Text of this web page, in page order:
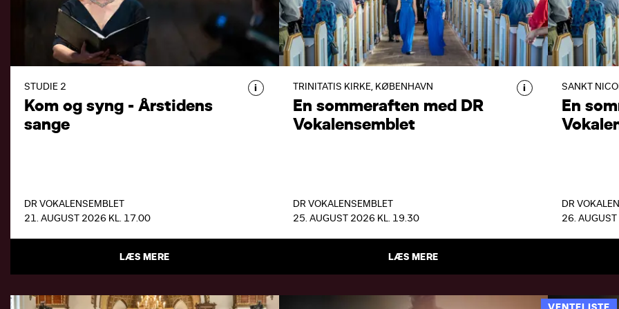
STUDIE 2
Kom og syng - Årstidens
sange
i
DR VOKALENSEMBLET
21. AUGUST 2026 KL. 17.00
LÆS MERE
SANGE
Kom og syng med, når DR
fællessang ved fyraftenstid i DR
Koncerthusets Studie 2.
TRINITATIS KIRKE, KØBENHAVN
En sommeraften med DR
Vokalensemblet
i
DR VOKALENSEMBLET
25. AUGUST 2026 KL. 19.30
LÆS MERE
VOKALENSEMBLET
DR Vokalensemblet hylder
nordisk program fuld af
kærlighedssange, folkelige melodier
og poetiske miniaturer.
SANKT
En
DR
26.
DR
nordisk
og